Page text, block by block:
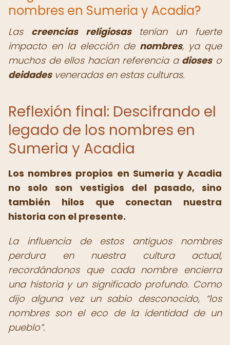
nombres en Sumeria y Acadia?
Las creencias religiosastenían un fuerte
impacto en la elección de nombres, ya que
muchos de ellos hacían referencia a dioseso
deidadesveneradas en estas culturas.
Reflexión final: Descifrando el
legado de los nombres en
Sumeria y Acadia
Los nombres propios en Sumeria y Acadia
no solo son vestigios del pasado, sino
también hilos que conectan nuestra
historia con el presente.
La influencia de estos antiguos nombres
perdura en nuestra cultura actual,
recordándonos que cada nombre encierra
una historia y un significado profundo. Como
dijo alguna vez un sabio desconocido,
los
nombres son el eco de la identidad de un
pueblo .